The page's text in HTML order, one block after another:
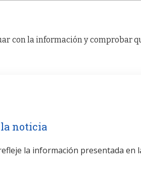
con la información y comprobar
noticia
la información presentada en